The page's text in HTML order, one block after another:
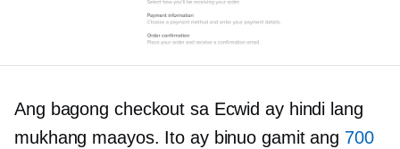
Ang bagong checkout sa Ecwid ay hindi lang
mukhang maayos. Ito ay binuo gamit ang 700